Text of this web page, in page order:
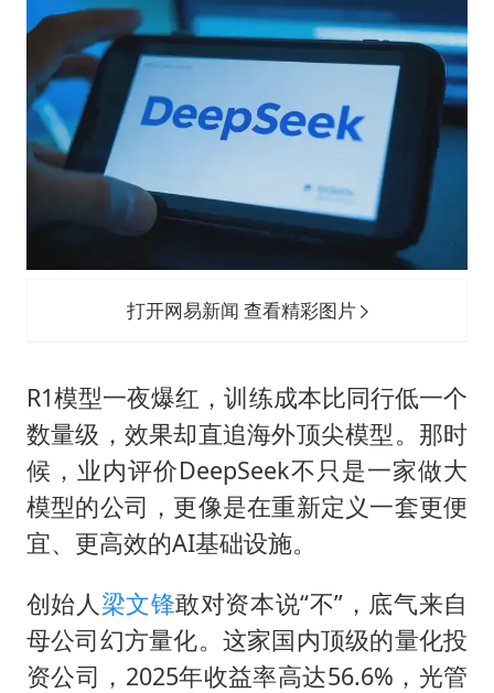
打开网易新闻 查看精彩图片
R1模型一夜爆红，训练成本比同行低一个
数量级，效果却直追海外顶尖模型。那时
候，业内评价DeepSeek不只是一家做大
模型的公司，更像是在重新定义一套更便
宜、更高效的AI基础设施。
创始人 梁文锋敢对资本说“不”，底气来自
母公司幻方量化。这家国内顶级的量化投
资公司，2025年收益率高达56.6%，光管